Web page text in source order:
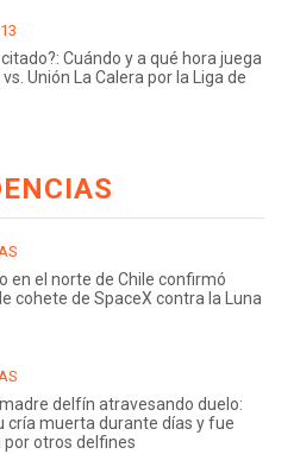
Cuándo y a qué hora juega
Unión La Calera por la Liga de
en el norte de Chile confirmó
cohete de SpaceX contra la Luna
delfín atravesando duelo:
cría muerta durante días y fue
por otros delfines